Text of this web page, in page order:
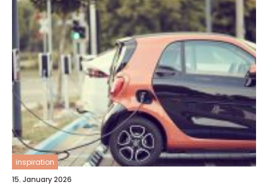
inspiration
15. January 2026